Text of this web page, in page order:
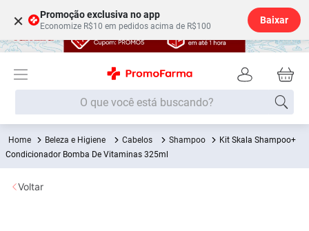
× Promoção exclusiva no app
Economize R$10 em pedidos acima de R$100
Baixar
O que você está buscando?
Beleza e Higiene Cabelos Shampoo
Kit Skala Shampoo+
Condicionador Bomba De Vitaminas 325ml
Voltar
Termos mais buscados
1º Fralda
2